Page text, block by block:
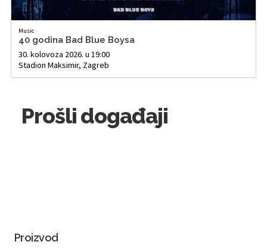
Music
40 godina Bad Blue Boysa
30. kolovoza 2026. u 19:00
Stadion Maksimir, Zagreb
Prošli događaji
Proizvod